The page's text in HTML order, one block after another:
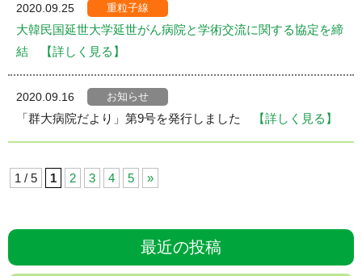
2020.09.25 重粒子線
大韓民国延世大学延世がん病院と学術交流に関する協定を締
結
【詳しく見る】
2020.09.16 お知らせ
「群大病院だより」第9号を発行しました 【詳しく見る】
1 / 5 1 2 3 4 5 »
最近の投稿